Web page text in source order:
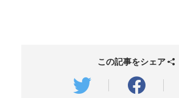
この記事をシェア